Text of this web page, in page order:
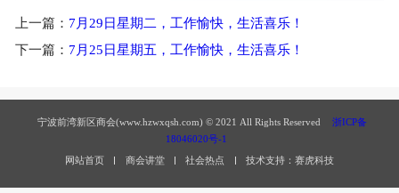
上一篇： 7月29日星期二，工作愉快，生活喜乐！
下一篇： 7月25日星期五，工作愉快，生活喜乐！
宁波前湾新区商会(www.hzwxqsh.com) © 2021 All Rights Reserved
浙ICP备
18046020号-1
网站首页
商会讲堂 社会热点 技术支持：赛虎科技